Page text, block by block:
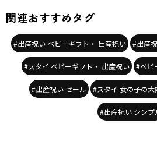
関連おすすめタグ
#出産祝い ベビーギフト・ 出産祝い #出産
#スタイ ベビーギフト・ 出産祝い #ベビ
#出産祝い セール #スタイ 女の子の大
#出産祝い シンプ